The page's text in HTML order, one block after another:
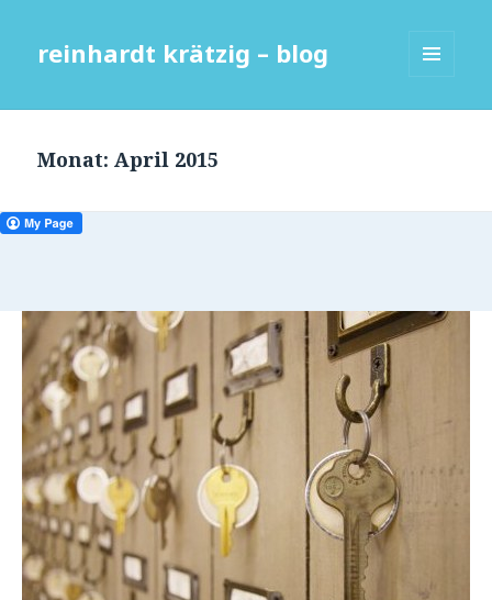
reinhardt krätzig – blog
Monat:April 2015